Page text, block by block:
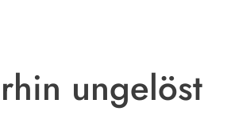
ungelöst